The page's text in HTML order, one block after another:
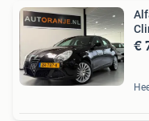
€